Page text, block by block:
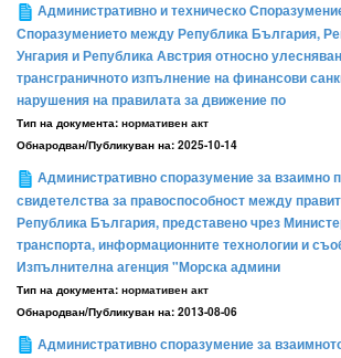
Административно и техническо
Споразумението между Република България,
Унгария и Република Австрия относно
трансграничното изпълнение на финансови
нарушения на правилата за движение по
Тип на документа: нормативен акт
Обнародван/Публикуван на: 2025-10-14
Административно споразумение за взаимно
свидетелства за правоспособност между
Република България, представено чрез
транспорта, информационните технологии и
Изпълнителна агенция "Морска админи
Тип на документа: нормативен акт
Обнародван/Публикуван на: 2013-08-06
Административно споразумение за